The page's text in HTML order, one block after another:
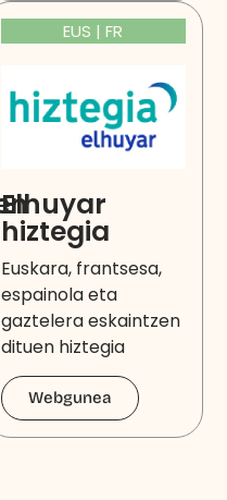
EUS | FR
Elhuyar
hiztegia
Euskara, frantsesa,
espainola eta
gaztelera eskaintzen
dituen hiztegia
Webgunea